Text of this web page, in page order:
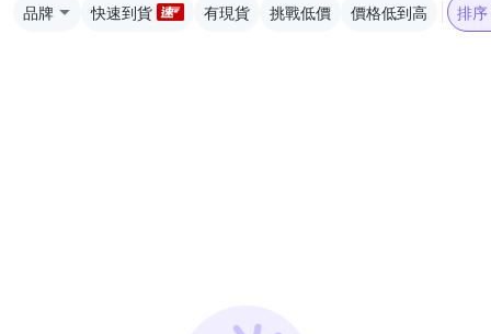
品牌 快速到貨 有現貨 挑戰低價 價格低到高 排序